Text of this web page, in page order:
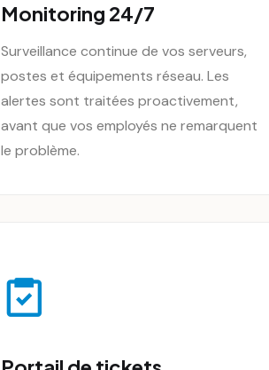
Monitoring 24/7
Surveillance continue de vos serveurs,
postes et équipements réseau. Les
alertes sont traitées proactivement,
avant que vos employés ne remarquent
le problème.